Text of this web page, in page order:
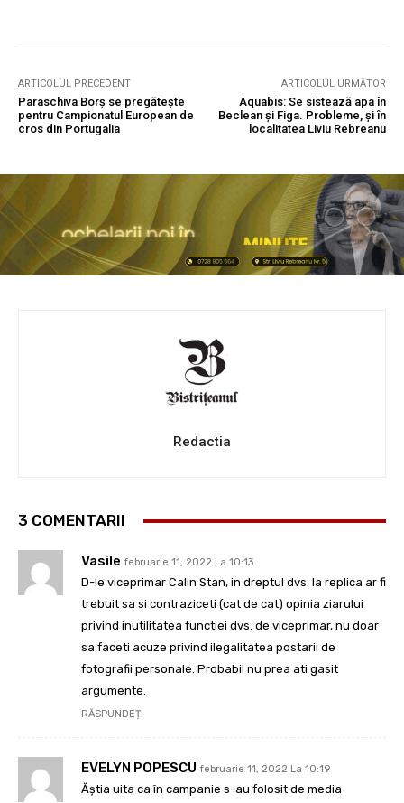
ARTICOLUL PRECEDENT
Paraschiva Borș se pregătește
pentru Campionatul European de
cros din Portugalia
ARTICOLUL URMĂTOR
Aquabis: Se sistează apa în
Beclean și Figa. Probleme, și în
localitatea Liviu Rebreanu
Redactia
3 COMENTARII
Vasile februarie 11, 2022 La 10:13
D-le viceprimar Calin Stan, in dreptul dvs. la replica ar fi
trebuit sa si contraziceti (cat de cat) opinia ziarului
privind inutilitatea functiei dvs. de viceprimar, nu doar
sa faceti acuze privind ilegalitatea postarii de
fotografii personale. Probabil nu prea ati gasit
argumente.
RĂSPUNDEȚI
EVELYN POPESCU februarie 11, 2022 La 10:19
Ăștia uita ca în campanie s-au folosit de media